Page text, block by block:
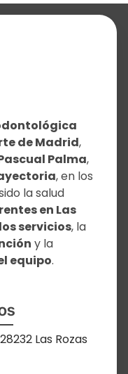
de Madrid,
Palma,
, en los
la salud
en Las
servicios, la
y la
equipo.
Las Rozas